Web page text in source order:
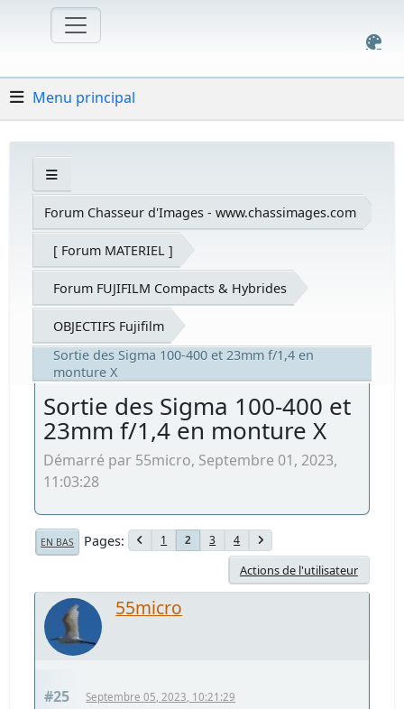
Menu principal
Forum Chasseur d'Images - www.chassimages.com
[ Forum MATERIEL ]
Forum FUJIFILM Compacts & Hybrides
OBJECTIFS Fujifilm
Sortie des Sigma 100-400 et 23mm f/1,4 en
monture X
Sortie des Sigma 100-400 et
23mm f/1,4 en monture X
Démarré par 55micro, Septembre 01, 2023,
11:03:28
EN BAS Pages 1 2 3 4
Actions de l'utilisateur
55micro
#25 Septembre 05, 2023, 10:21:29